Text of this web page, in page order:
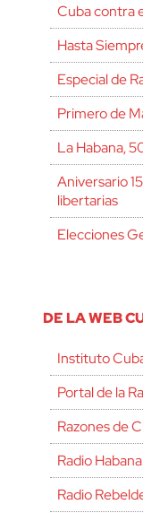
Cuba contra
Hasta
Especial de
Primero de
La Habana,
Aniversario
libertarias
Elecciones
DE LA WEB
Instituto
Portal de la
Razones de
Radio
Radio